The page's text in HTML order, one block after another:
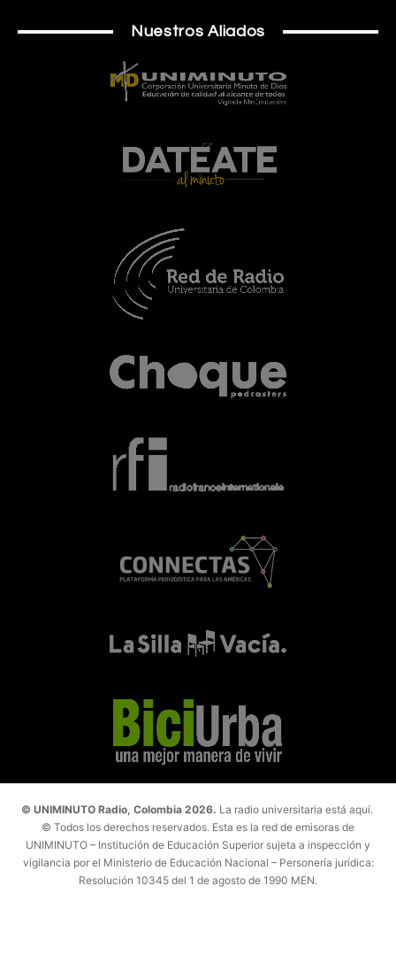
Nuestros Aliados
© UNIMINUTO Radio, Colombia 2026. La radio universitaria está aquí.
© Todos los derechos reservados. Esta es la red de emisoras de
UNIMINUTO – Institución de Educación Superior sujeta a inspección y
vigilancia por el Ministerio de Educación Nacional – Personería jurídica:
Resolución 10345 del 1 de agosto de 1990 MEN.